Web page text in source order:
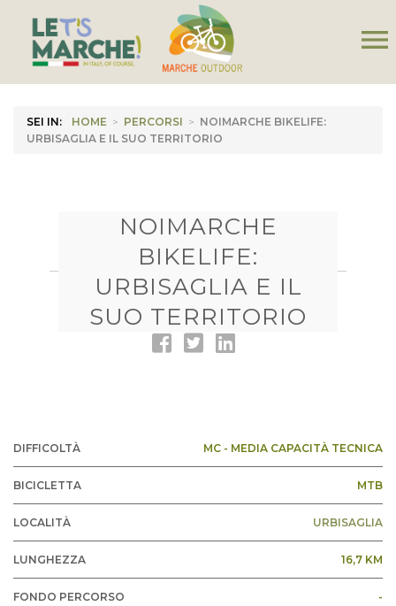
menu
SEI IN: HOME > PERCORSI > NOIMARCHE BIKELIFE:
URBISAGLIA E IL SUO TERRITORIO
NOIMARCHE
BIKELIFE:
URBISAGLIA E IL
SUO TERRITORIO
DIFFICOLTÀ MC - MEDIA CAPACITÀ TECNICA
BICICLETTA MTB
LOCALITÀ URBISAGLIA
LUNGHEZZA 16,7 KM
FONDO PERCORSO -